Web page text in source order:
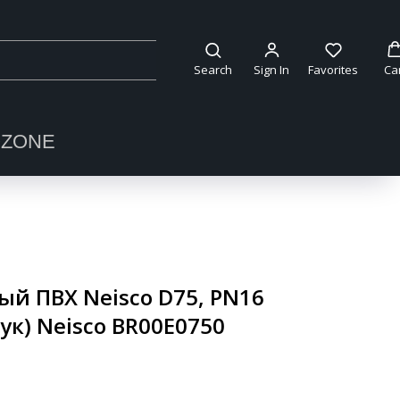
Search Sign In Favorites
ПВХ Neisco D75, PN16
Neisco BR00E0750